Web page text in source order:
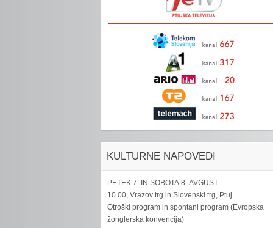
KULTURNE NAPOVEDI
PETEK 7. IN SOBOTA 8. AVGUST
10.00, Vrazov trg in Slovenski trg, Ptuj
Otroški program in spontani program (Evropska
žonglerska konvencija)